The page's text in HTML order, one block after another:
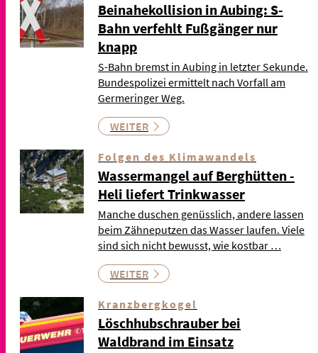
Beinahekollision in Aubing: S-
Bahn verfehlt Fußgänger nur
knapp
S-Bahn bremst in Aubing in letzter Sekunde.
Bundespolizei ermittelt nach Vorfall am
Germeringer Weg.
WEITER
Folgen des Klimawandels
Wassermangel auf Berghütten -
Heli liefert Trinkwasser
Manche duschen genüsslich, andere lassen
beim Zähneputzen das Wasser laufen. Viele
sind sich nicht bewusst, wie kostbar …
WEITER
Kranzbergkogel
Löschhubschrauber bei
Waldbrand im Einsatz